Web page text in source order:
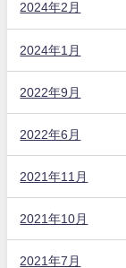
2024年2月
2024年1月
2022年9月
2022年6月
2021年11月
2021年10月
2021年7月